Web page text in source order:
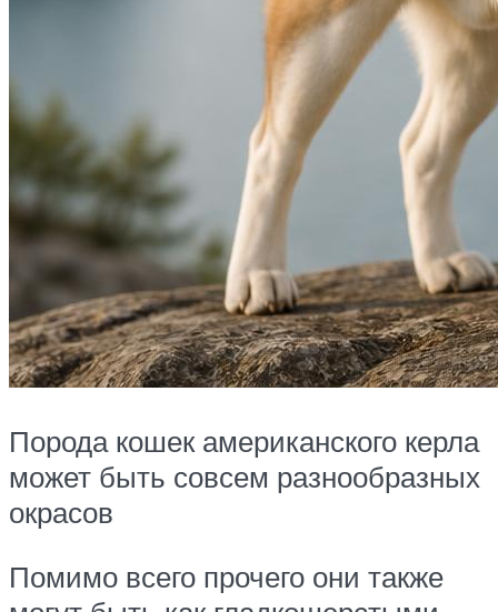
Порода кошек американского керла
может быть совсем разнообразных
окрасов
Помимо всего прочего они также